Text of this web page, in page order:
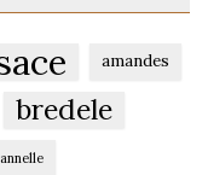
amandes
bredele